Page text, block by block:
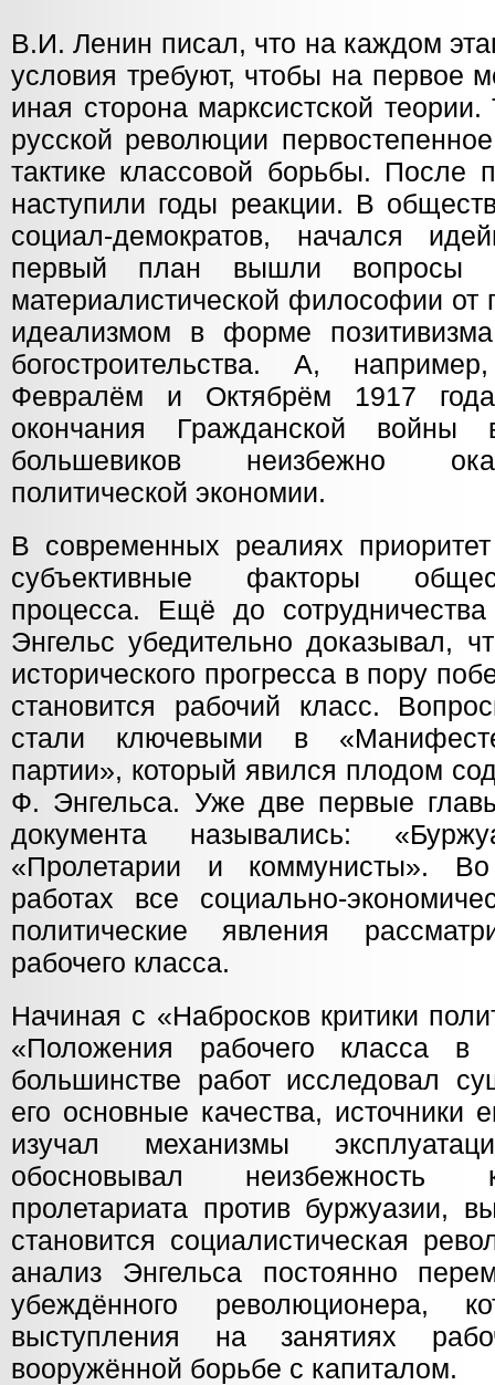
В.И. Ленин писал, что на каждом
условия требуют, чтобы на первое
иная сторона марксистской
русской революции
тактике классовой борьбы. После
наступили годы реакции. В
социал-демократов, начался
первый план вышли вопросы
материалистической философии от
идеализмом в форме
богостроительства. А,
Февралём и Октябрём 1917
окончания Гражданской войны
большевиков неизбежно
политической экономии.
В современных реалиях
субъективные факторы
процесса. Ещё до
Энгельс убедительно доказывал,
исторического прогресса в пору
становится рабочий класс.
стали ключевыми в
партии», который явился плодом
Ф. Энгельса. Уже две первые главы
документа назывались:
«Пролетарии и коммунисты».
работах все социально-
политические явления
рабочего класса.
Начиная с «Набросков критики
«Положения рабочего класса в
большинстве работ исследовал
его основные качества, источники
изучал механизмы
обосновывал неизбежность
пролетариата против буржуазии,
становится социалистическая
анализ Энгельса постоянно
убеждённого революционера,
выступления на занятиях
вооружённой борьбе с капиталом.